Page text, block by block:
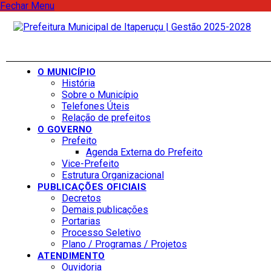
Fechar Menu
O MUNICÍPIO
História
Sobre o Município
Telefones Úteis
Relação de prefeitos
O GOVERNO
Prefeito
Agenda Externa do Prefeito
Vice-Prefeito
Estrutura Organizacional
PUBLICAÇÕES OFICIAIS
Decretos
Demais publicações
Portarias
Processo Seletivo
Plano / Programas / Projetos
ATENDIMENTO
Ouvidoria